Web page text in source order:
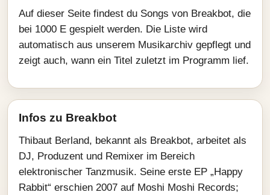
Auf dieser Seite findest du Songs von Breakbot, die
bei 1000 E gespielt werden. Die Liste wird
automatisch aus unserem Musikarchiv gepflegt und
zeigt auch, wann ein Titel zuletzt im Programm lief.
Infos zu Breakbot
Thibaut Berland, bekannt als Breakbot, arbeitet als
DJ, Produzent und Remixer im Bereich
elektronischer Tanzmusik. Seine erste EP „Happy
Rabbit“ erschien 2007 auf Moshi Moshi Records;